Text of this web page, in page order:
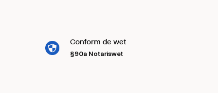
Conform de wet
§90a Notariswet